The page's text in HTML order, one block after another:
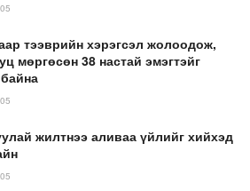
тээврийн хэрэгсэл жолоодож,
мөргөсөн 38 настай эмэгтэйг
жилтнээ аливаа үйлийг хийхэд